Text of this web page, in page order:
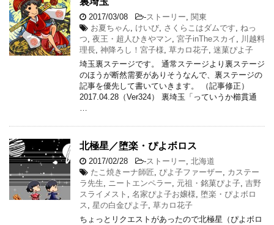
2017/03/08 -ストーリー, 関東
お夏ちゃん, けいび, さくらこはダムです, ねっ
つ, 夜王・超人ひきやマン, 宮子inTheスカイ , 川越料
理長, 神降ろし！宮子様, 草カロ花子, 迷菓ぴよ子
埼玉裏ステージです。 通常ステージより裏ステージ
のほうが断然需要がありそうなんで、裏ステージの
記事を優先して書いていきます。 （記事修正）
2017.04.28（Ver324） 裏埼玉「っていうか櫛貫通
…
北極星／堕楽・ぴよボロス
2017/02/28 -ストーリー, 北海道
たこ焼きーナ師匠, ぴよ子ファーザー, カステー
ラ先生, ニートエンペラー, 元祖・銘菓ぴよ子, 吉野
スライメスト , 名家ぴよ子お嬢様, 堕楽・ぴよボロ
ス , 星の白金ぴよ子, 草カロ花子
ちょっとリクエストがあったので北極星（ぴよボロ